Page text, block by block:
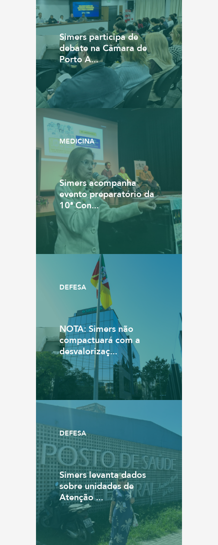
Simers participa de
debate na Câmara de
Porto A...
MEDICINA
Simers acompanha
evento preparatório da
10ª Con...
DEFESA
NOTA: Simers não
compactuará com a
desvalorizaç...
DEFESA
Simers levanta dados
sobre unidades de
Atenção ...